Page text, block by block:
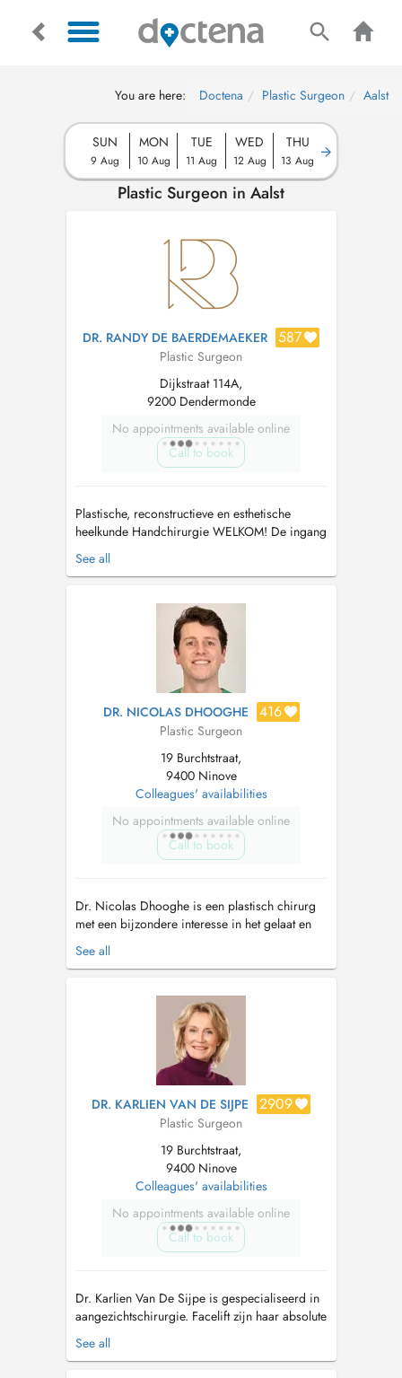
You are here: Doctena Plastic Surgeon Aalst
SUN
9 Aug
MON
10 Aug
TUE
11 Aug
WED
12 Aug
THU
13 Aug
Plastic Surgeon in Aalst
DR. RANDY DE BAERDEMAEKER 587
Plastic Surgeon
Dijkstraat 114A,
9200 Dendermonde
No appointments available online
Call to book
Plastische, reconstructieve en esthetische
heelkunde Handchirurgie WELKOM! De ingang
van de praktijk bevindt zich achter de bruine
poort links van de praktijk. De deur vooraan de
Behandelingen worden niet op de eerste
afspraak uitgevoerd tenzij di...
See all
DR. NICOLAS DHOOGHE 416
Plastic Surgeon
19 Burchtstraat,
9400 Ninove
Colleagues' availabilities
No appointments available online
Call to book
Dr. Nicolas Dhooghe is een plastisch chirurg
met een bijzondere interesse in het gelaat en
meer specifiek de neus. Neuscorrecties zijn
zijn passie. Door grondige voorbespreking van
voor nazorg streeft hij steeds naar een
natuurlijk en harmonieus resultaa...
See all
DR. KARLIEN VAN DE SIJPE 2909
Plastic Surgeon
19 Burchtstraat,
9400 Ninove
Colleagues' availabilities
No appointments available online
Call to book
Dr. Karlien Van De Sijpe is gespecialiseerd in
aangezichtschirurgie. Facelift zijn haar absolute
specialiteit, maar ook voor minder ingrijpende
gelaatscorrecties zoals ooglidcorrecties kan u
See all